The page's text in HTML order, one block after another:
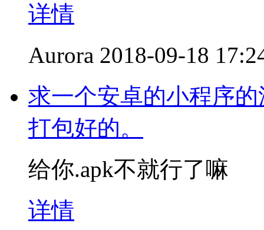
详情
Aurora 2018-09-18
求一个安卓的小程序
打包好的。
给你.apk不就行了嘛
详情